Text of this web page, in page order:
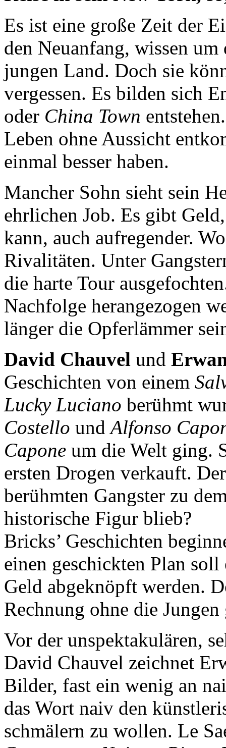
Es ist eine große Zeit der
den Neuanfang, wissen
jungen Land. Doch sie
vergessen. Es bilden sich
oder China Town
Leben ohne Aussicht
einmal besser haben.
Mancher Sohn sieht sein
ehrlichen Job. Es gibt
kann, auch aufregender.
Rivalitäten. Unter
die harte Tour
Nachfolge herangezogen
länger die Opferlämmer
David Chauvel und
Geschichten von einem
Lucky Luciano berühmt
Costello undAlfonso
Capone um die Welt ging.
ersten Drogen verkauft.
berühmten Gangster zu
historische Figur blieb?
Bricks’ Geschichten
einen geschickten Plan
Geld abgeknöpft werden.
Rechnung ohne die Jungen
Vor der unspektakulären,
David Chauvel zeichnet
Bilder, fast ein wenig an
das Wort naiv den
schmälern zu wollen. Le